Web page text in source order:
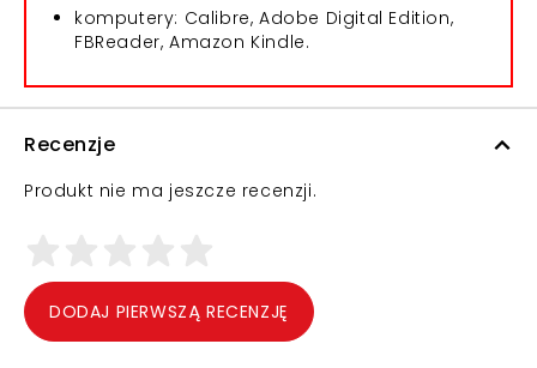
komputery: Calibre, Adobe Digital Edition,
FBReader, Amazon Kindle.
Recenzje
Produkt nie ma jeszcze recenzji.
DODAJ PIERWSZĄ RECENZJĘ